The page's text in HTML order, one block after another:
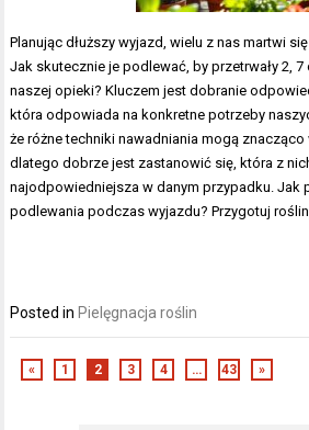
Planując dłuższy wyjazd, wielu z nas martwi
Jak skutecznie je podlewać, by przetrwały 2,
naszej opieki? Kluczem jest dobranie
która odpowiada na konkretne potrzeby
że różne techniki nawadniania mogą znacząco
dlatego dobrze jest zastanowić się, która z
najodpowiedniejsza w danym przypadku. Jak
podlewania podczas wyjazdu? Przygotuj
Posted in Pielęgnacja roślin
« 1 2 3 4 … 43 »